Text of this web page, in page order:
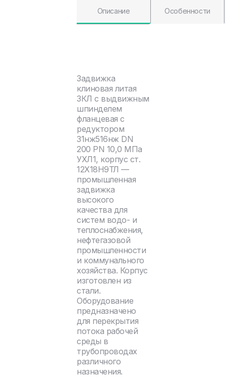
Описание Особенности
Задвижка
клиновая литая
ЗКЛ с выдвижным
шпинделем
фланцевая с
редуктором
31нж516нж DN
200 PN 10,0 МПа
УХЛ1, корпус ст.
12Х18Н9ТЛ —
промышленная
задвижка
высокого
качества для
систем водо- и
теплоснабжения,
нефтегазовой
промышленности
и коммунального
хозяйства. Корпус
изготовлен из
стали.
Оборудование
предназначено
для перекрытия
потока рабочей
среды в
трубопроводах
различного
назначения.